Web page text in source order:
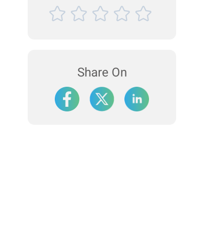
Share On